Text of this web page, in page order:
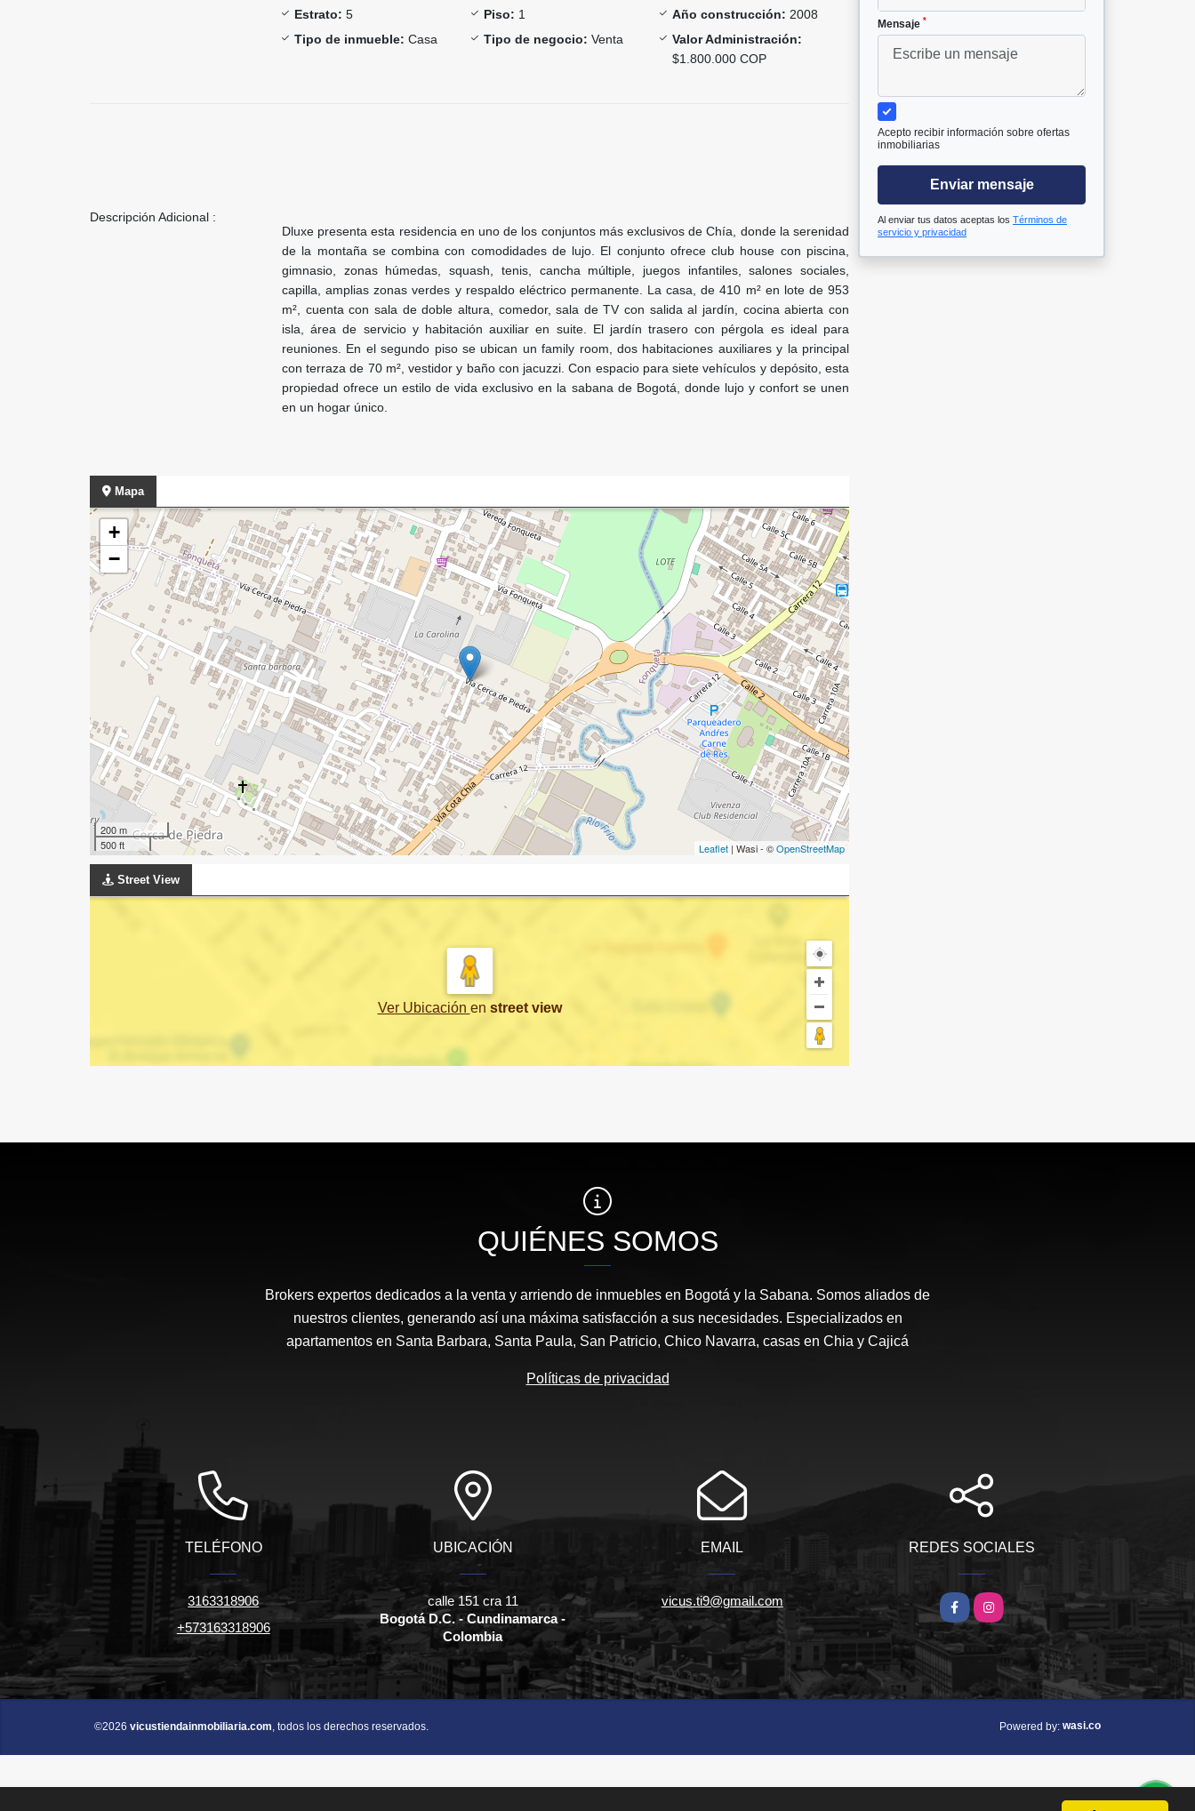
Estrato: 5 Piso: 1 Año construcción: 2008
Tipo de inmueble: Casa Tipo de negocio: Venta
Valor Administración:
$1.800.000 COP
Descripción Adicional :
Dluxe presenta esta residencia en uno de los conjuntos más exclusivos de Chía, donde la serenidad
de la montaña se combina con comodidades de lujo. El conjunto ofrece club house con piscina,
gimnasio, zonas húmedas, squash, tenis, cancha múltiple, juegos infantiles, salones sociales,
capilla, amplias zonas verdes y respaldo eléctrico permanente. La casa, de 410 m² en lote de 953
m², cuenta con sala de doble altura, comedor, sala de TV con salida al jardín, cocina abierta con
isla, área de servicio y habitación auxiliar en suite. El jardín trasero con pérgola es ideal para
reuniones. En el segundo piso se ubican un family room, dos habitaciones auxiliares y la principal
con terraza de 70 m², vestidor y baño con jacuzzi. Con espacio para siete vehículos y depósito, esta
propiedad ofrece un estilo de vida exclusivo en la sabana de Bogotá, donde lujo y confort se unen
en un hogar único.
Mapa
+
−
200 m
500 ft
Leaflet | Wasi - ©OpenStreetMap
Street View
Ver Ubicación en street view
Mensaje *
Acepto recibir información sobre ofertas
inmobiliarias
Enviar mensaje
Al enviar tus datos aceptas los Términos de
servicio y privacidad
QUIÉNES SOMOS
Brokers expertos dedicados a la venta y arriendo de inmuebles en Bogotá y la Sabana. Somos aliados de
nuestros clientes, generando así una máxima satisfacción a sus necesidades. Especializados en
apartamentos en Santa Barbara, Santa Paula, San Patricio, Chico Navarra, casas en Chia y Cajicá
Políticas de privacidad
TELÉFONO
3163318906
+573163318906
UBICACIÓN
calle 151 cra 11
Bogotá D.C. - Cundinamarca -
Colombia
EMAIL
vicus.ti9@gmail.com
REDES SOCIALES
Facebook
Instagram
©2026 vicustiendainmobiliaria.com , todos los derechos reservados. Powered by: wasi.co